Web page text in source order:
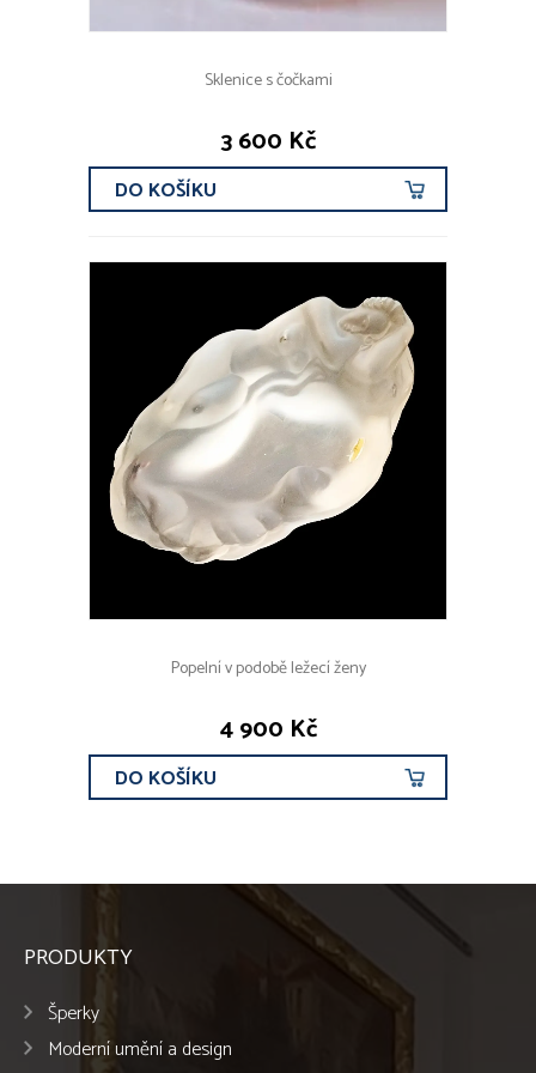
Sklenice s čočkami
3 600 Kč
DO KOŠÍKU
Popelní v podobě ležecí ženy
4 900 Kč
DO KOŠÍKU
PRODUKTY
Šperky
Moderní umění a design